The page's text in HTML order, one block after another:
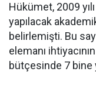
Hükümet, 2009
yapılacak
belirlemişti. Bu
elemanı
bütçesinde 7 bine